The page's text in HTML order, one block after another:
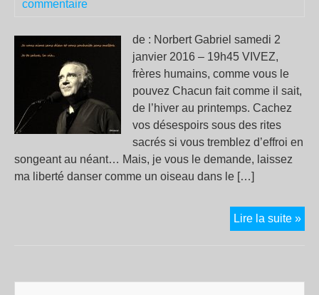
commentaire
de : Norbert Gabriel samedi 2
janvier 2016 – 19h45 VIVEZ,
frères humains, comme vous le
pouvez Chacun fait comme il sait,
de l’hiver au printemps. Cachez
vos désespoirs sous des rites
sacrés si vous tremblez d’effroi en
songeant au néant… Mais, je vous le demande, laissez
ma liberté danser comme un oiseau dans le […]
Lire la suite »